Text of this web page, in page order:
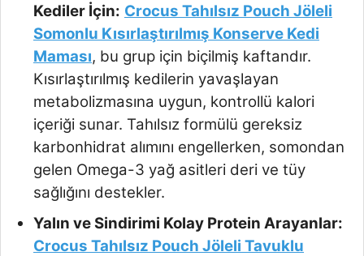
Kediler İçin: Crocus Tahılsız Pouch Jöleli
Somonlu Kısırlaştırılmış Konserve Kedi
Maması, bu grup için biçilmiş kaftandır.
Kısırlaştırılmış kedilerin yavaşlayan
metabolizmasına uygun, kontrollü kalori
içeriği sunar. Tahılsız formülü gereksiz
karbonhidrat alımını engellerken, somondan
gelen Omega-3 yağ asitleri deri ve tüy
sağlığını destekler.
Yalın ve Sindirimi Kolay Protein Arayanlar:
Crocus Tahılsız Pouch Jöleli Tavuklu